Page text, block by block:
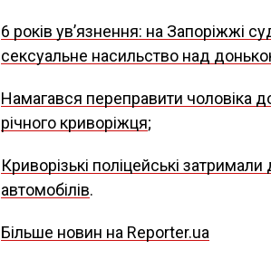
6 років увʼязнення: на Запоріжжі
сексуальне насильство над
Намагався переправити чоловіка
річного криворіжця;
Криворізькі поліцейські
автомобілів.
Більше новин на Reporter.ua